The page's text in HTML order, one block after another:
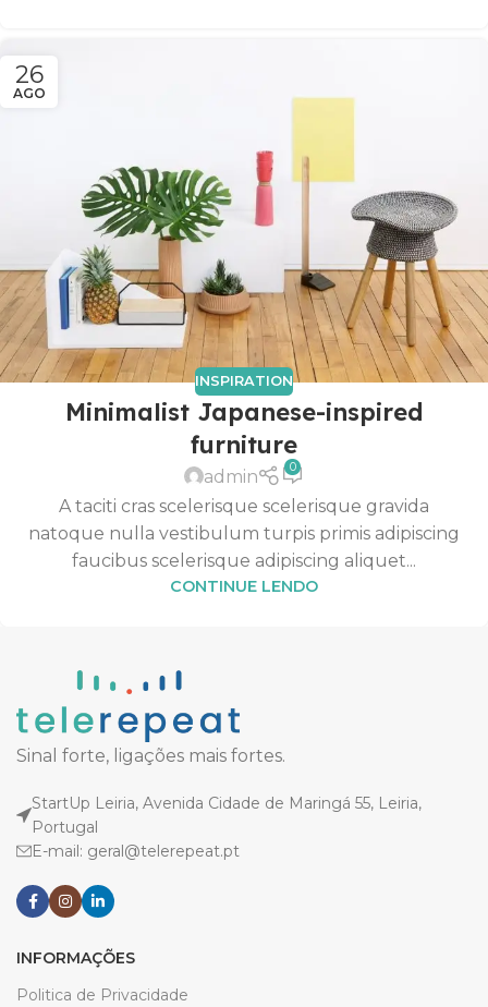
26
AGO
INSPIRATION
Minimalist Japanese-inspired
furniture
admin 0
A taciti cras scelerisque scelerisque gravida
natoque nulla vestibulum turpis primis adipiscing
faucibus scelerisque adipiscing aliquet...
CONTINUE LENDO
Sinal forte, ligações mais fortes.
StartUp Leiria, Avenida Cidade de Maringá 55, Leiria,
Portugal
E-mail: geral@telerepeat.pt
INFORMAÇÕES
Politica de Privacidade